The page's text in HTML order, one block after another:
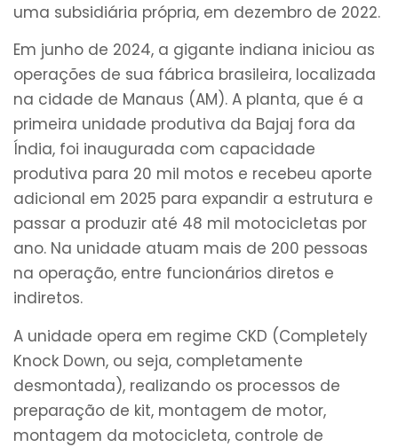
uma subsidiária própria, em dezembro de 2022.
Em junho de 2024, a gigante indiana iniciou as
operações de sua fábrica brasileira, localizada
na cidade de Manaus (AM). A planta, que é a
primeira unidade produtiva da Bajaj fora da
Índia, foi inaugurada com capacidade
produtiva para 20 mil motos e recebeu aporte
adicional em 2025 para expandir a estrutura e
passar a produzir até 48 mil motocicletas por
ano. Na unidade atuam mais de 200 pessoas
na operação, entre funcionários diretos e
indiretos.
A unidade opera em regime CKD (Completely
Knock Down, ou seja, completamente
desmontada), realizando os processos de
preparação de kit, montagem de motor,
montagem da motocicleta, controle de